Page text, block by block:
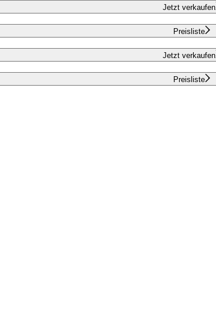
Jetzt verkaufen
Preisliste
Jetzt verkaufen
Preisliste